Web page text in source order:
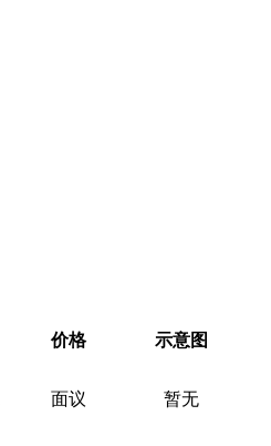
价格 示意图
面议 暂无